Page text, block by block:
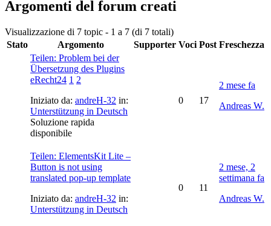
Argomenti del forum creati
Visualizzazione di 7 topic - 1 a 7 (di 7 totali)
Stato
Argomento Supporter Voci Post Freschezza
Teilen: Problem bei der
Übersetzung des Plugins
eRecht24 1 2
Iniziato da: andreH-32 in:
Unterstützung in Deutsch
Soluzione rapida
disponibile
0 17
2 mese fa
Andreas W.
Teilen: ElementsKit Lite –
Button is not using
translated pop-up template
Iniziato da: andreH-32 in:
Unterstützung in Deutsch
0 11
2 mese, 2
settimana fa
Andreas W.